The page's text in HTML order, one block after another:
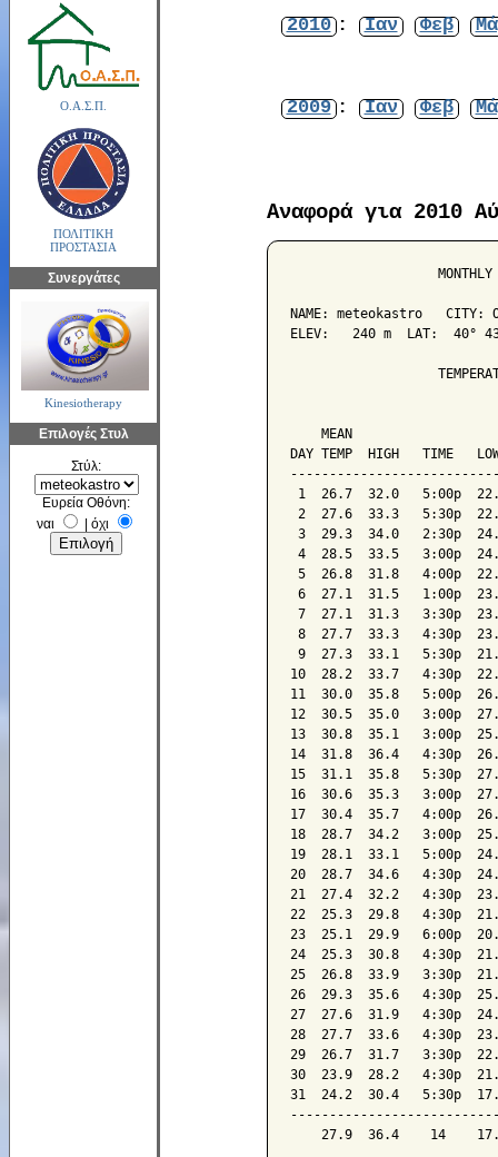
Ο.Α.Σ.Π.
ΠΟΛΙΤΙΚΗ
ΠΡΟΣΤΑΣΙΑ
Συνεργάτες
Kinesiotherapy
Επιλογές Στυλ
Στύλ:
Ευρεία Οθόνη:
ναι
όχι
2010 : Ιαν Φεβ
2009 : Ιαν Φεβ
Αναφορά για 2010
NAME: meteokastro   CITY:
ELEV:   240 m  LAT:  40°
MEAN
DAY TEMP  HIGH   TIME
1  26.7  32.0   5:00p
2  27.6  33.3   5:30p
3  29.3  34.0   2:30p
4  28.5  33.5   3:00p
5  26.8  31.8   4:00p
6  27.1  31.5   1:00p
7  27.1  31.3   3:30p
8  27.7  33.3   4:30p
9  27.3  33.1   5:30p
10  28.2  33.7   4:30p
11  30.0  35.8   5:00p
12  30.5  35.0   3:00p
13  30.8  35.1   3:00p
14  31.8  36.4   4:30p
15  31.1  35.8   5:30p
16  30.6  35.3   3:00p
17  30.4  35.7   4:00p
18  28.7  34.2   3:00p
19  28.1  33.1   5:00p
20  28.7  34.6   4:30p
21  27.4  32.2   4:30p
22  25.3  29.8   4:30p
23  25.1  29.9   6:00p
24  25.3  30.8   4:30p
25  26.8  33.9   3:30p
26  29.3  35.6   4:30p
27  27.6  31.9   4:30p
28  27.7  33.6   4:30p
29  26.7  31.7   3:30p
30  23.9  28.2   4:30p
31  24.2  30.4   5:30p
27.9  36.4    14